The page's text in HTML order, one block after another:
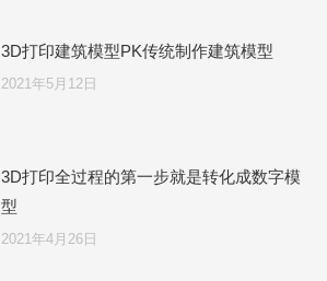
3D打印建筑模型PK传统制作建筑模型
2021年5月12日
3D打印全过程的第一步就是转化成数字模
型
2021年4月26日